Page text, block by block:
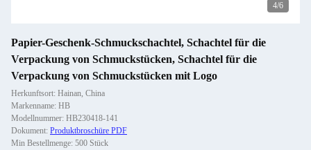
4/6
Papier-Geschenk-Schmuckschachtel, Schachtel für die
Verpackung von Schmuckstücken, Schachtel für die
Verpackung von Schmuckstücken mit Logo
Herkunftsort: Hainan, China
Markenname: HB
Modellnummer: HB230418-141
Dokument: Produktbroschüre PDF
Min Bestellmenge: 500 Stück